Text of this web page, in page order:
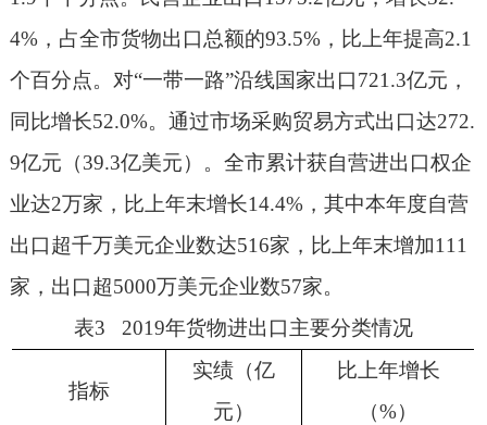
4%，占全市货物出口总额的93.5%，比上年提高2.1
个百分点。对“一带一路”沿线国家出口721.3亿元，
同比增长52.0%。通过市场采购贸易方式出口达272.
9亿元（39.3亿美元）。全市累计获自营进出口权企
业达2万家，比上年末增长14.4%，其中本年度自营
出口超千万美元企业数达516家，比上年末增加111
家，出口超5000万美元企业数57家。
表3 2019年货物进出口主要分类情况
指标
实绩（亿
元）
比上年增长
（%）